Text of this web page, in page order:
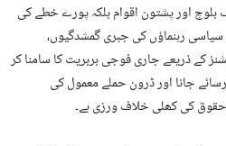
بلوچ اور پشتون اقوام بلکہ پورے خطے کی
سیاسی رہنماؤں کی جبری گمشدگیوں،
کے ذریعے جاری فوجی بربریت کا سامنا کر
جانا اور ڈرون حملے معمول کی
حقوق کی کھلی خلاف ورزی ہے۔